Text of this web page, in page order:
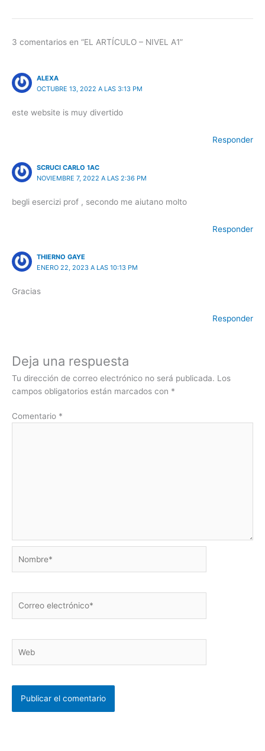
3 comentarios en “EL ARTÍCULO – NIVEL A1”
ALEXA
OCTUBRE 13, 2022 A LAS 3:13 PM
este website is muy divertido
Responder
SCRUCI CARLO 1AC
NOVIEMBRE 7, 2022 A LAS 2:36 PM
begli esercizi prof , secondo me aiutano molto
Responder
THIERNO GAYE
ENERO 22, 2023 A LAS 10:13 PM
Gracias
Responder
Deja una respuesta
Tu dirección de correo electrónico no será publicada. Los
campos obligatorios están marcados con *
Comentario *
electrónico*